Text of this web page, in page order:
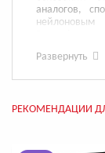
аналогов,
нейлоновым
этой статье.
Развернуть
РЕКОМЕНДАЦИИ